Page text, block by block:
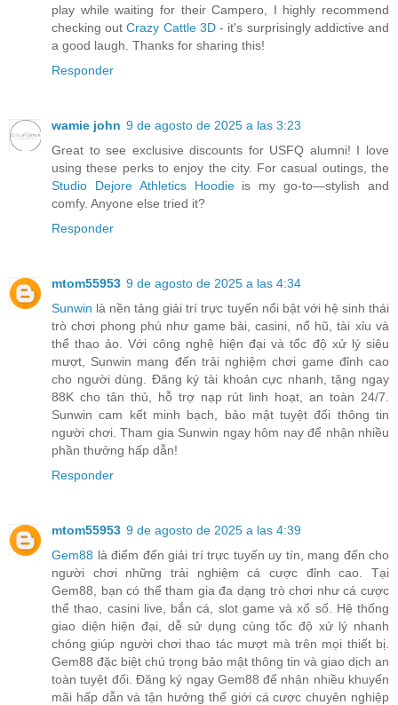
play while waiting for their Campero, I highly recommend
checking outCrazy Cattle 3D- it's surprisingly addictive and
a good laugh. Thanks for sharing this!
Responder
wamie john 9 de agosto de 2025 a las 3:23
Great to see exclusive discounts for USFQ alumni! I love
using these perks to enjoy the city. For casual outings, the
Studio Dejore Athletics Hoodieis my go-to—stylish and
comfy. Anyone else tried it?
Responder
mtom55953 9 de agosto de 2025 a las 4:34
Sunwin là nền tảng giải trí trực tuyến nổi bật với hệ sinh thái
trò chơi phong phú như game bài, casini, nổ hũ, tài xỉu và
thể thao ảo. Với công nghệ hiện đại và tốc độ xử lý siêu
mượt, Sunwin mang đến trải nghiệm chơi game đỉnh cao
cho người dùng. Đăng ký tài khoản cực nhanh, tặng ngay
88K cho tân thủ, hỗ trợ nạp rút linh hoạt, an toàn 24/7.
Sunwin cam kết minh bạch, bảo mật tuyệt đối thông tin
người chơi. Tham gia Sunwin ngay hôm nay để nhận nhiều
phần thưởng hấp dẫn!
Responder
mtom55953 9 de agosto de 2025 a las 4:39
Gem88 là điểm đến giải trí trực tuyến uy tín, mang đến cho
người chơi những trải nghiệm cá cược đỉnh cao. Tại
Gem88, bạn có thể tham gia đa dạng trò chơi như cá cược
thể thao, casini live, bắn cá, slot game và xổ số. Hệ thống
giao diện hiện đại, dễ sử dụng cùng tốc độ xử lý nhanh
chóng giúp người chơi thao tác mượt mà trên mọi thiết bị.
Gem88 đặc biệt chú trọng bảo mật thông tin và giao dịch an
toàn tuyệt đối. Đăng ký ngay Gem88 để nhận nhiều khuyến
mãi hấp dẫn và tận hưởng thế giới cá cược chuyên nghiệp